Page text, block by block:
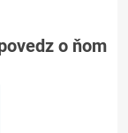
o ňom